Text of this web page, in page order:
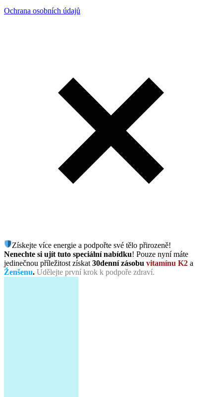
Ochrana osobních údajů
Získejte více energie a podpořte své tělo přirozeně!
Nenechte si ujít tuto speciální nabídku! Pouze nyní máte
jedinečnou příležitost získat 30denní zásobu vitamínu K2 a
Ženšenu. Udělejte první krok k podpoře zdraví.